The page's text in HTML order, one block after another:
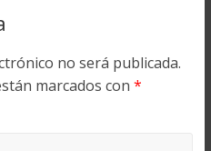
no será publicada.
marcados con *